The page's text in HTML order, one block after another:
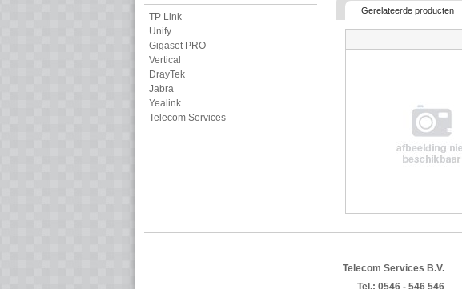
TP Link
Unify
Gigaset PRO
Vertical
DrayTek
Jabra
Yealink
Telecom Services
Gerelateerde producten
Telecom Services B.V.
Tel.: 0546 - 546 546